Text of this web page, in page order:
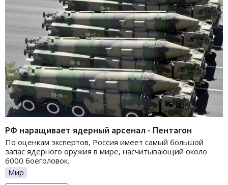
РФ наращивает ядерный арсенал - Пентагон
По оценкам экспертов, Россия имеет самый большой
запас ядерного оружия в мире, насчитывающий около
6000 боеголовок.
Мир